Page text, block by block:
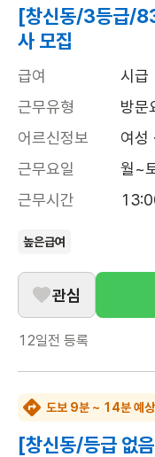
[창신동/3등급/
사 모집
급여
시
근무유형
방문
어르신정보
여성
근무요일
월~
근무시간
높은급여
관심
12일전 등록
도보 9분 ~ 14분 예상
[창신동/등급 없